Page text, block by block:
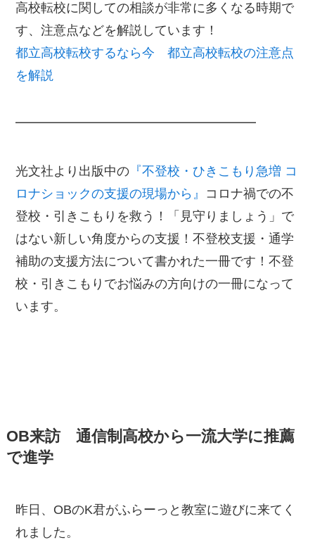
高校転校に関しての相談が非常に多くなる時期で
す、注意点などを解説しています！
都立高校転校するなら今 都立高校転校の注意点
を解説
━━━━━━━━━━━━━━━━━━━
光文社より出版中の 『不登校・ひきこもり急増 コ
ロナショックの支援の現場から』 コロナ禍での不
登校・引きこもりを救う！「見守りましょう」で
はない新しい角度からの支援！不登校支援・通学
補助の支援方法について書かれた一冊です！不登
校・引きこもりでお悩みの方向けの一冊になって
います。
OB来訪 通信制高校から一流大学に推薦
で進学
昨日、OBのK君がふらーっと教室に遊びに来てく
れました。